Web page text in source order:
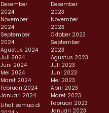
Desember
2024
November
2024
September
2024
Agustus 2024
Juli 2024
Juni 2024
Mei 2024
Maret 2024
Februari 2024
Januari 2024
Lihat semua di
Desember
2023
November
2023
Oktober 2023
September
2023
Agustus 2023
Juli 2023
Juni 2023
Mei 2023
April 2023
Maret 2023
Februari 2023
Januari 2023